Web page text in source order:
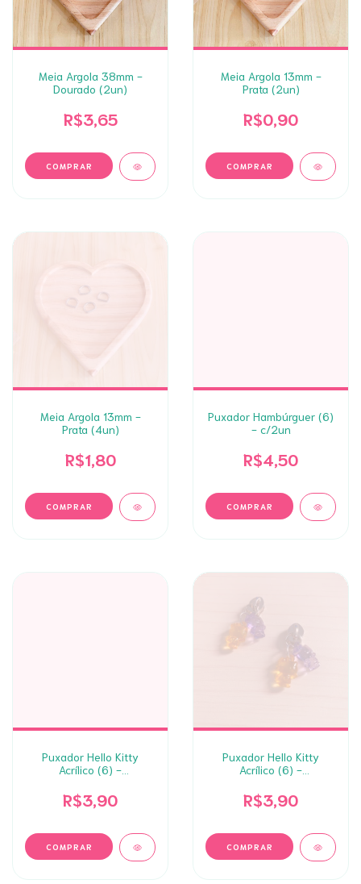
Meia Argola 38mm -
Dourado (2un)
R$3,65
Meia Argola 13mm -
Prata (2un)
R$0,90
Meia Argola 13mm -
Prata (4un)
R$1,80
Puxador Hambúrguer (6)
- c/2un
R$4,50
Puxador Hello Kitty
Acrílico (6) -
R$3,90
Puxador Hello Kitty
Acrílico (6) -
R$3,90